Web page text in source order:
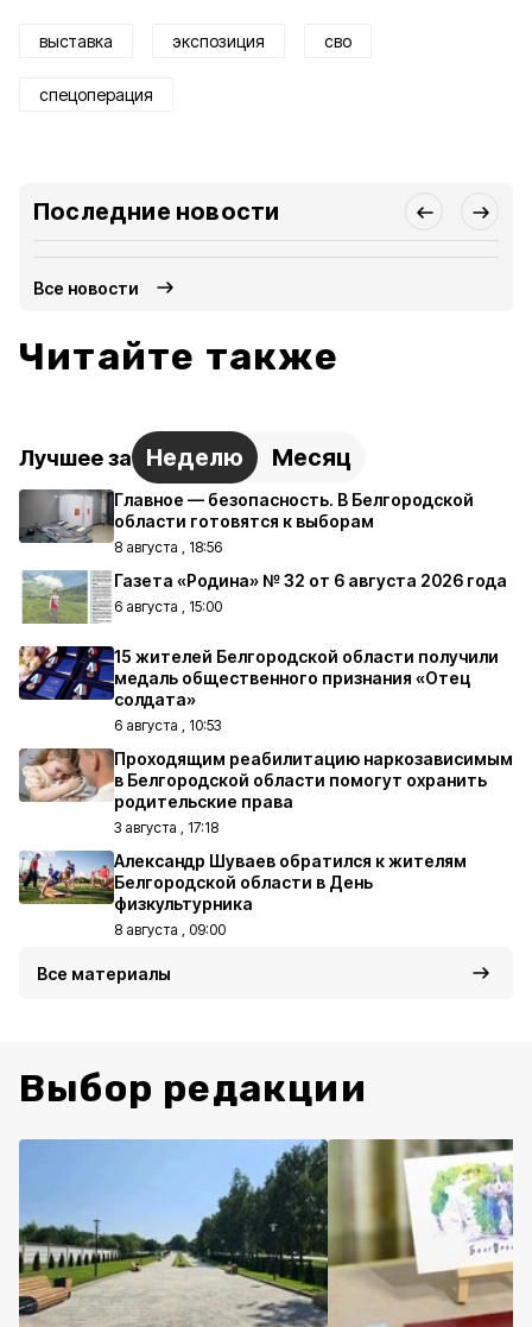
выставка экспозиция сво
спецоперация
Последние новости
Все новости
Читайте также
Лучшее за Неделю Месяц
Главное — безопасность. В Белгородской
области готовятся к выборам
8 августа , 18:56
Газета «Родина» № 32 от 6 августа 2026 года
6 августа , 15:00
15 жителей Белгородской области получили
медаль общественного признания «Отец
солдата»
6 августа , 10:53
Проходящим реабилитацию наркозависимым
в Белгородской области помогут охранить
родительские права
3 августа , 17:18
Александр Шуваев обратился к жителям
Белгородской области в День
физкультурника
8 августа , 09:00
Все материалы
Выбор редакции